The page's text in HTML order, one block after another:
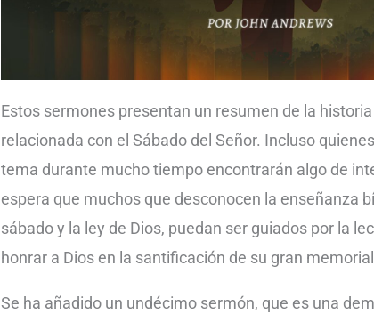
Estos sermones presentan un resumen de la
relacionada con el Sábado del Señor. Incluso
tema durante mucho tiempo encontrarán algo de
espera que muchos que desconocen la enseñanza
sábado y la ley de Dios, puedan ser guiados por la
honrar a Dios en la santificación de su gran
Se ha añadido un undécimo sermón, que es una